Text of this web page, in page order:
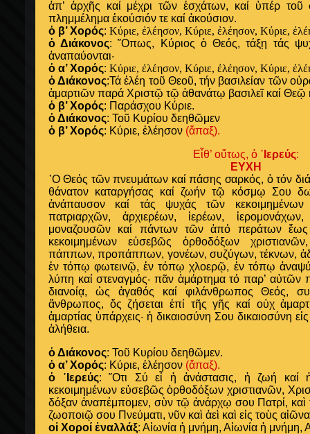
ἀπ’ ἀρχῆς καί μέχρι τῶν ἐσχάτων, καί ὑπέρ τοῦ
πλημμέλημα ἑκούσιόν τε καί ἀκούσιον.
ὁ β’ Χορός: Κύριε, ἐλέησον, Κύριε, ἐλέησον, Κύριε,
ὁ Διάκονος: ῞Οπως, Κύριος ὁ Θεός, τάξῃ τάς
ἀναπαύονται·
ὁ α’ Χορός: Κύριε, ἐλέησον, Κύριε, ἐλέησον, Κύριε,
ὁ Διάκονος:Τά ἐλέη τοῦ Θεοῦ, τήν βασιλείαν τῶν
ἁμαρτιῶν παρά Χριστῷ τῷ ἀθανάτῳ βασιλεῖ καί
ὁ β’ Χορός: Παράσχου Κύριε.
ὁ Διάκονος: Τοῦ Κυρίου δεηθῶμεν
ὁ β’ Χορός: Κύριε, ἐλέησον (ἅπαξ).
Εἶθ’ οὕτως, ὁ ῾ Ιερεύς:
ΕΥΧΗ
῾Ο Θεός τῶν πνευμάτων καί πάσης σαρκός, ὁ τόν
θάνατον καταργήσας καί ζωήν τῷ κόσμῳ Σου
ἀνάπαυσον καί τάς ψυχάς τῶν
πατριαρχῶν, ἀρχιερέων, ἱερέων,
μοναζουσῶν καί πάντων τῶν ἀπό περάτων ἕως
κεκοιμημένων εὐσεβῶς ὀρθοδόξων
πάππων, προπάππων, γονέων, συζύγων, τέκνων,
ἐν τόπῳ φωτεινῷ, ἐν τόπῳ χλοερῷ, ἐν τόπῳ
λύπη καί στεναγμός· πᾶν ἁμάρτημα τό παρ’
διανοίᾳ, ὡς ἀγαθός καί φιλάνθρωπος Θεός,
ἄνθρωπος, ὅς ζήσεται ἐπί τῆς γῆς καί οὐχ
ἁμαρτίας ὑπάρχεις· ἡ δικαιοσύνη Σου δικαιοσύνη
ἀλήθεια.
ὁ Διάκονος: Τοῦ Κυρίου δεηθῶμεν.
ὁ α’ Χορός: Κύριε, ἐλέησον (ἅπαξ).
ὁ ῾Ιερεύς: ῞Οτι Σύ εἶ ἡ ἀνάστασις, ἡ ζωή καί
κεκοιμημένων εὐσεβῶς ὀρθοδόξων χριστιανῶν,
δόξαν ἀναπέμπομεν, σὺν τῷ ἀνάρχῳ σου Πατρί,
ζωοποιῷ σου Πνεύματι, νῦν καὶ ἀεὶ καὶ εἰς τοὺς
οἱ Χοροί ἐναλλάξ: Αἰωνία ἡ μνήμη, Αἰωνία ἡ μνήμη,